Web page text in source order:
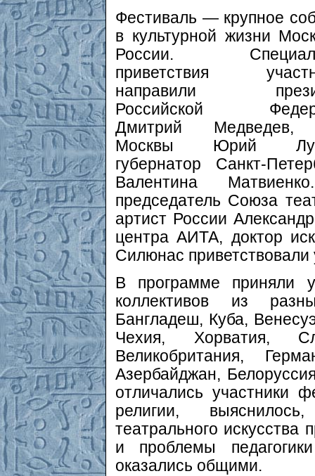
Фестиваль — крупное
в культурной жизни
России.
приветствия
направили
Российской
Дмитрий
Москвы Юрий
губернатор Санкт-
Валентина
председатель Союза
артист России
центра АИТА, доктор
Силюнас приветствовали
В программе приняли
коллективов из
Бангладеш, Куба,
Чехия, Хорватия,
Великобритания,
Азербайджан,
отличались участники
религии,
театрального искусства
и проблемы
оказались общими.